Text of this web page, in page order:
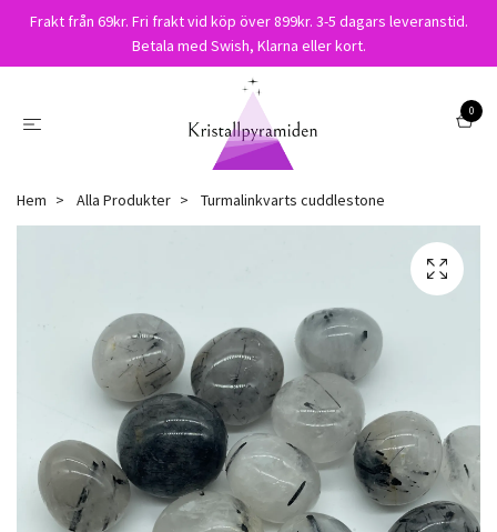
Frakt från 69kr. Fri frakt vid köp över 899kr. 3-5 dagars leveranstid.
Betala med Swish, Klarna eller kort.
0
Hem Alla Produkter Turmalinkvarts cuddlestone